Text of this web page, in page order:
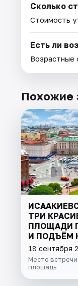
Сколько
Стоимость
Есть ли
Возрастные
Похожие
ТРИ
ПЛОЩАДИ
И ПОДЪЁМ
ГРУППЕ
18 сентября
Место
площадь